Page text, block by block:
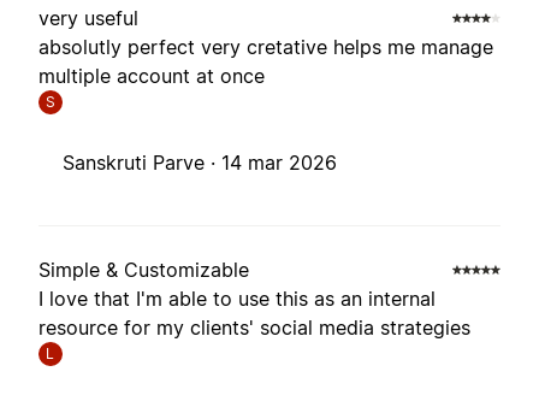
very useful
absolutly perfect very cretative helps me manage
multiple account at once
S
Sanskruti Parve · 14 mar 2026
Simple & Customizable
I love that I'm able to use this as an internal
resource for my clients' social media strategies
L